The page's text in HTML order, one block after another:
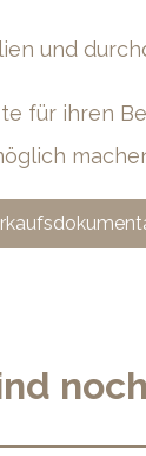
und
für ihren